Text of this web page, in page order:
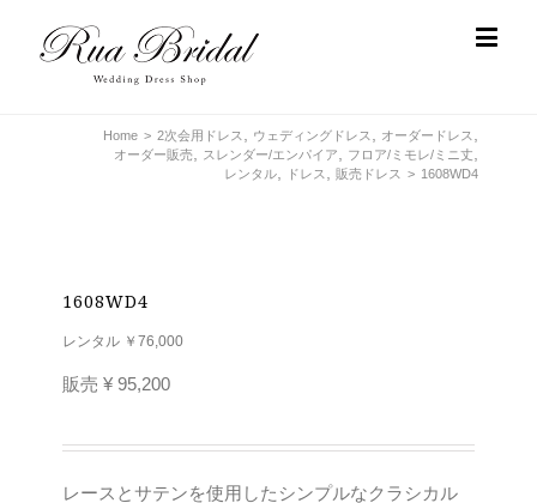
Home > 2次会用ドレス ウェディングドレス オーダードレス
オーダー販売, スレンダー/エンパイア フロア/ミモレ/ミニ丈
レンタル, ドレス 販売ドレス > 1608WD4
1608WD4
レンタル ￥76,000
販売¥ 95,200
レースとサテンを使用したシンプルなクラシカル